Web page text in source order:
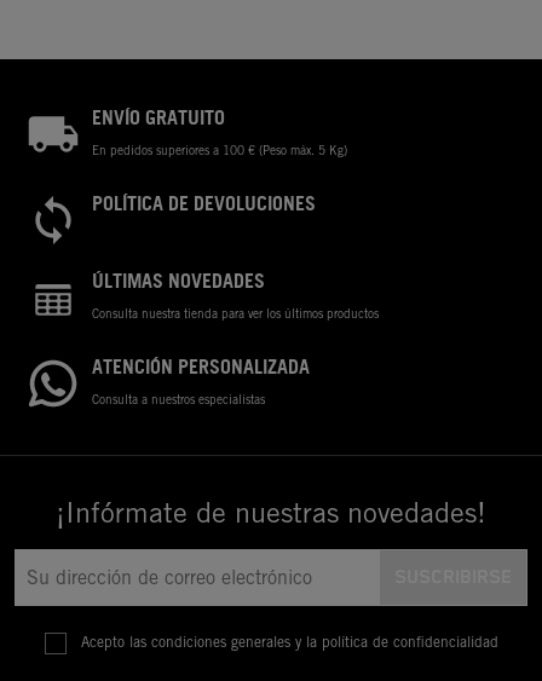
ENVÍO GRATUITO
En pedidos superiores a 100 € (Peso máx. 5 Kg)
POLÍTICA DE DEVOLUCIONES
ÚLTIMAS NOVEDADES
Consulta nuestra tienda para ver los últimos productos
ATENCIÓN PERSONALIZADA
Consulta a nuestros especialistas
¡Infórmate de nuestras novedades!
Acepto las condiciones generales y la política de confidencialidad